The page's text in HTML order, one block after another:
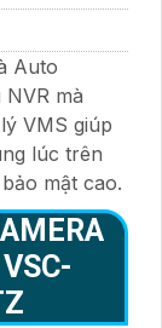
Auto
mà
VMS giúp
lúc trên
mật cao.